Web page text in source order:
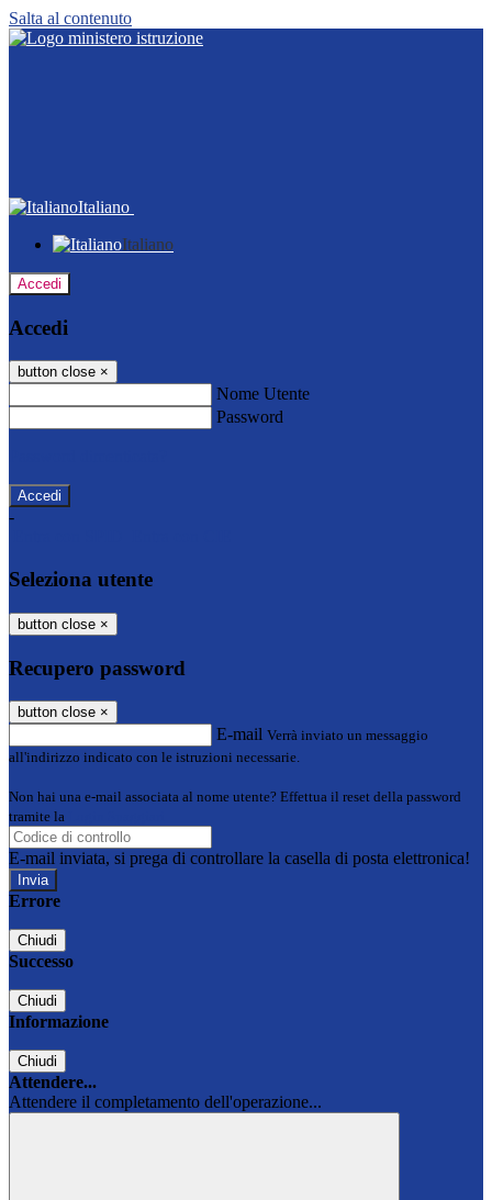
Salta al contenuto
Italiano
Italiano
Accedi
Accedi
button close ×
Nome Utente
Password
-
Seleziona utente
button close ×
Recupero password
button close ×
E-mail Verrà inviato un messaggio
all'indirizzo indicato con le istruzioni necessarie.
Non hai una e-mail associata al nome utente? Effettua il reset della password
tramite la
E-mail inviata, si prega di controllare la casella di posta elettronica!
Errore
Chiudi
Successo
Chiudi
Informazione
Chiudi
Attendere...
Attendere il completamento dell'operazione...